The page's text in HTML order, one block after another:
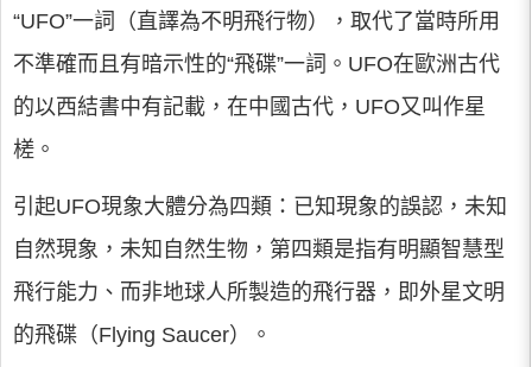
“UFO”一詞（直譯為不明飛行物），取代了當時所用
不準確而且有暗示性的“飛碟”一詞。UFO在歐洲古代
的以西結書中有記載，在中國古代，UFO又叫作星
槎。
引起UFO現象大體分為四類：已知現象的誤認，未知
自然現象，未知自然生物，第四類是指有明顯智慧型
飛行能力、而非地球人所製造的飛行器，即外星文明
的飛碟（Flying Saucer）。